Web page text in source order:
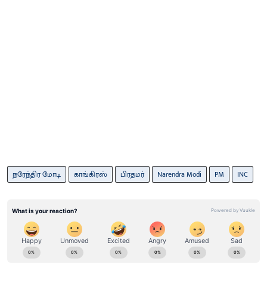
நரேந்திர மோடி காங்கிரஸ் பிரதமர் Narendra Modi PM INC